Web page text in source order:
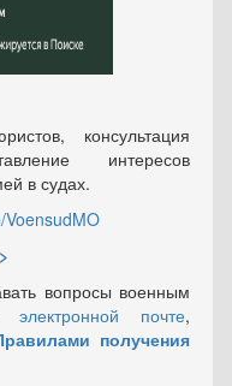
консультация
интересов
в судах.
вопросы военным
электронной почте,
получения